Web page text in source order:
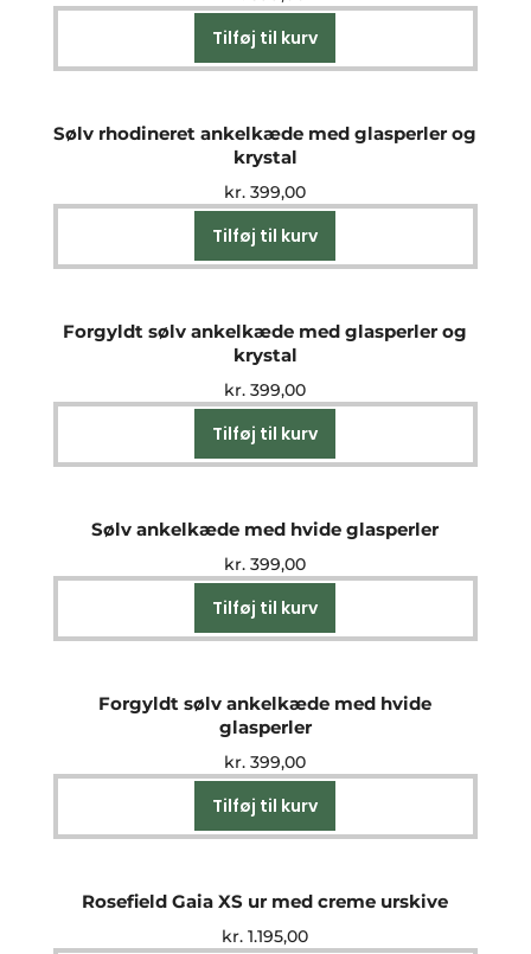
Tilføj til kurv
Sølv rhodineret ankelkæde med glasperler og
krystal
kr. 399,00
Tilføj til kurv
Forgyldt sølv ankelkæde med glasperler og
krystal
kr. 399,00
Tilføj til kurv
Sølv ankelkæde med hvide glasperler
kr. 399,00
Tilføj til kurv
Forgyldt sølv ankelkæde med hvide
glasperler
kr. 399,00
Tilføj til kurv
Rosefield Gaia XS ur med creme urskive
kr. 1.195,00